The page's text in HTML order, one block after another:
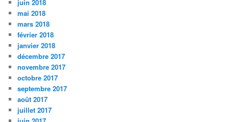
juin 2018
mai 2018
mars 2018
février 2018
janvier 2018
décembre 2017
novembre 2017
octobre 2017
septembre 2017
août 2017
juillet 2017